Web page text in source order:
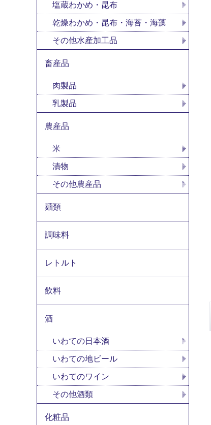
塩蔵わかめ・昆布
乾燥わかめ・昆布・海苔・海藻
その他水産加工品
畜産品
肉製品
乳製品
農産品
米
漬物
その他農産品
麺類
調味料
レトルト
飲料
酒
いわての日本酒
いわての地ビール
いわてのワイン
その他酒類
化粧品